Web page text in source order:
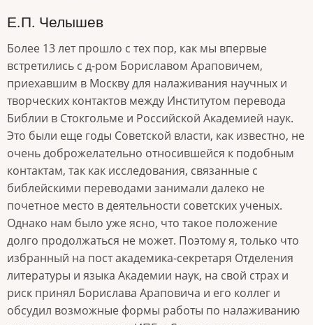
Е.П. Челышев
Более 13 лет прошло с тех пор, как мы впервые
встретились с д-ром Бориславом Араповичем,
приехавшим в Москву для налаживания научных и
творческих контактов между Институтом перевода
Библии в Стокгольме и Российской Академией наук.
Это были еще годы Советской власти, как известно, не
очень доброжелательно относившейся к подобным
контактам, так как исследования, связанные с
библейскими переводами занимали далеко не
почетное место в деятельности советских ученых.
Однако нам было уже ясно, что такое положение
долго продолжаться не может. Поэтому я, только что
избранный на пост академика-секретаря Отделения
литературы и языка Академии наук, на свой страх и
риск принял Борислава Араповича и его коллег и
обсудил возможные формы работы по налаживанию